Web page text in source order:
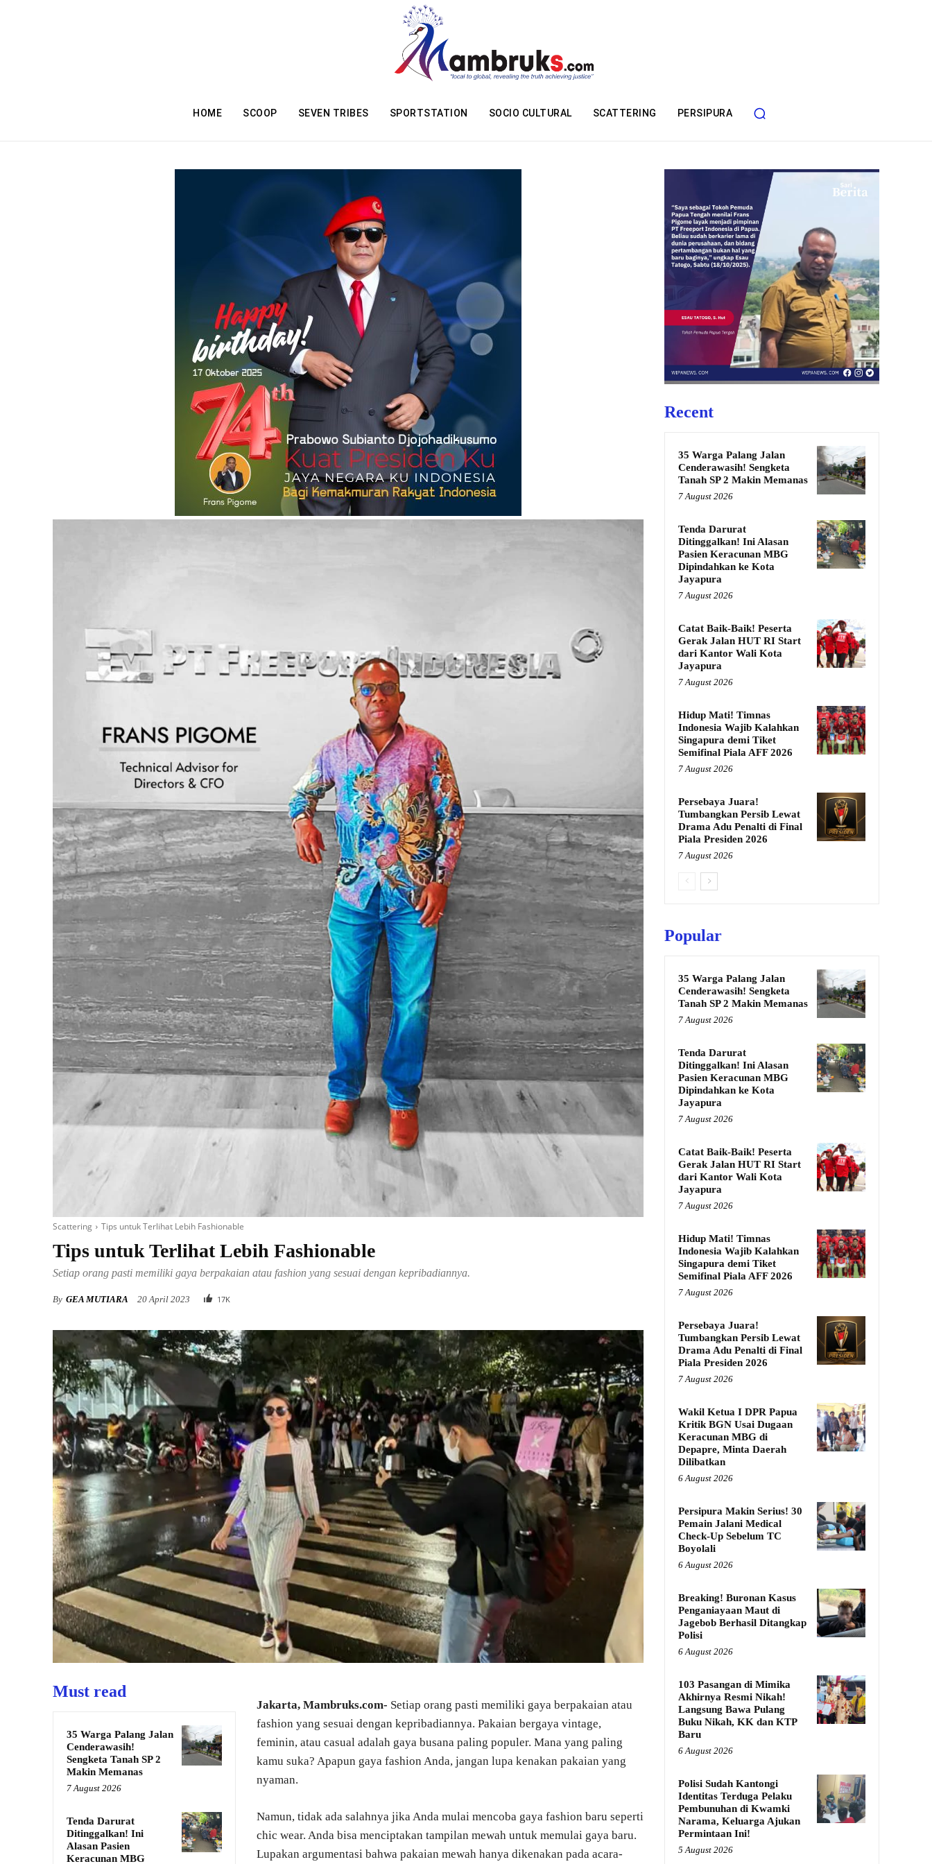
HOME SCOOP SEVEN TRIBES SPORTSTATION SOCIO CULTURAL SCATTERING PERSIPURA
Scattering Tips untuk Terlihat Lebih Fashionable
Tips untuk Terlihat Lebih Fashionable
Setiap orang pasti memiliki gaya berpakaian atau fashion yang sesuai dengan kepribadiannya.
By GEA MUTIARA 20 April 2023 17K
Must read
35 Warga Palang Jalan
Cenderawasih!
Sengketa Tanah SP 2
Makin Memanas
7 August 2026
Tenda Darurat
Ditinggalkan! Ini
Alasan Pasien
Keracunan MBG
Jakarta, Mambruks.com- Setiap orang pasti memiliki gaya berpakaian atau
fashion yang sesuai dengan kepribadiannya. Pakaian bergaya vintage,
feminin, atau casual adalah gaya busana paling populer. Mana yang paling
kamu suka? Apapun gaya fashion Anda, jangan lupa kenakan pakaian yang
nyaman.
Namun, tidak ada salahnya jika Anda mulai mencoba gaya fashion baru seperti
chic wear. Anda bisa menciptakan tampilan mewah untuk memulai gaya baru.
Lupakan argumentasi bahwa pakaian mewah hanya dikenakan pada acara-
Recent
35 Warga Palang Jalan
Cenderawasih! Sengketa
Tanah SP 2 Makin Memanas
7 August 2026
Tenda Darurat
Ditinggalkan! Ini Alasan
Pasien Keracunan MBG
Dipindahkan ke Kota
Jayapura
7 August 2026
Catat Baik-Baik! Peserta
Gerak Jalan HUT RI Start
dari Kantor Wali Kota
Jayapura
7 August 2026
Hidup Mati! Timnas
Indonesia Wajib Kalahkan
Singapura demi Tiket
Semifinal Piala AFF 2026
7 August 2026
Persebaya Juara!
Tumbangkan Persib Lewat
Drama Adu Penalti di Final
Piala Presiden 2026
7 August 2026
Popular
35 Warga Palang Jalan
Cenderawasih! Sengketa
Tanah SP 2 Makin Memanas
7 August 2026
Tenda Darurat
Ditinggalkan! Ini Alasan
Pasien Keracunan MBG
Dipindahkan ke Kota
Jayapura
7 August 2026
Catat Baik-Baik! Peserta
Gerak Jalan HUT RI Start
dari Kantor Wali Kota
Jayapura
7 August 2026
Hidup Mati! Timnas
Indonesia Wajib Kalahkan
Singapura demi Tiket
Semifinal Piala AFF 2026
7 August 2026
Persebaya Juara!
Tumbangkan Persib Lewat
Drama Adu Penalti di Final
Piala Presiden 2026
7 August 2026
Wakil Ketua I DPR Papua
Kritik BGN Usai Dugaan
Keracunan MBG di
Depapre, Minta Daerah
Dilibatkan
6 August 2026
Persipura Makin Serius! 30
Pemain Jalani Medical
Check-Up Sebelum TC
Boyolali
6 August 2026
Breaking! Buronan Kasus
Penganiayaan Maut di
Jagebob Berhasil Ditangkap
Polisi
6 August 2026
103 Pasangan di Mimika
Akhirnya Resmi Nikah!
Langsung Bawa Pulang
Buku Nikah, KK dan KTP
Baru
6 August 2026
Polisi Sudah Kantongi
Identitas Terduga Pelaku
Pembunuhan di Kwamki
Narama, Keluarga Ajukan
Permintaan Ini!
5 August 2026